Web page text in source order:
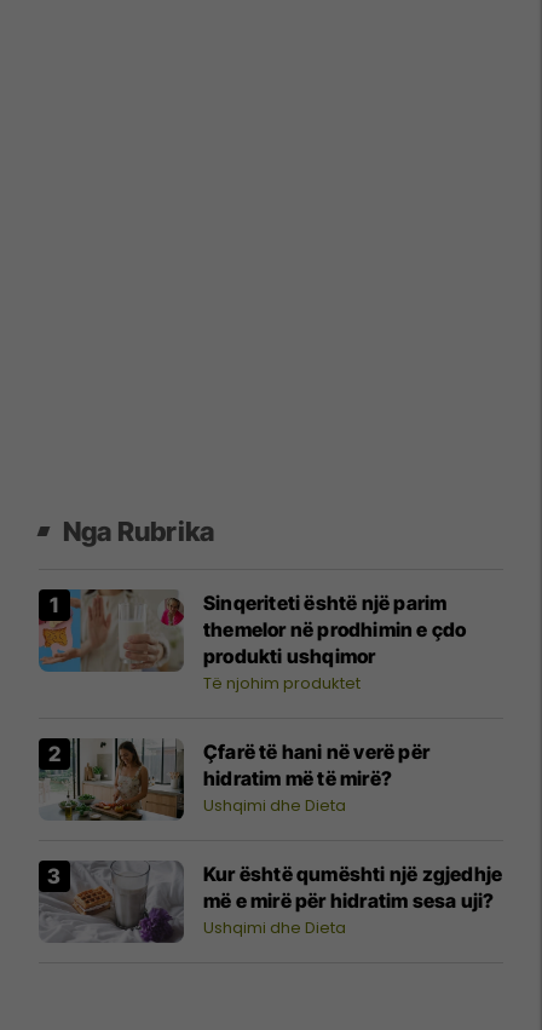
Nga Rubrika
Sinqeriteti është një parim
themelor në prodhimin e çdo
produkti ushqimor
Të njohim produktet
Çfarë të hani në verë për
hidratim më të mirë?
Ushqimi dhe Dieta
Kur është qumështi një zgjedhje
më e mirë për hidratim sesa uji?
Ushqimi dhe Dieta